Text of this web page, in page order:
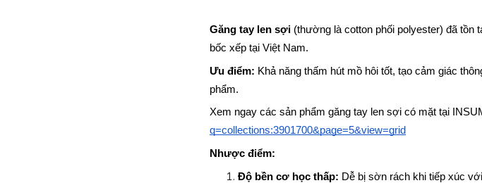
Găng tay len sợi (thường là cotton phối polyester) đã
bốc xếp tại Việt Nam.
Ưu điểm: Khả năng thấm hút mồ hôi tốt, tạo cảm giác
phẩm.
Xem ngay các sản phẩm găng tay len sợi có mặt tại
q=collections:3901700&page=5&view=grid
Nhược điểm:
Độ bền cơ học thấp: Dễ bị sờn rách khi tiếp xúc